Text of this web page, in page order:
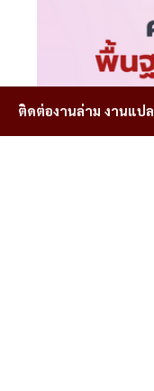
ติดต่องานล่าม งานแปล